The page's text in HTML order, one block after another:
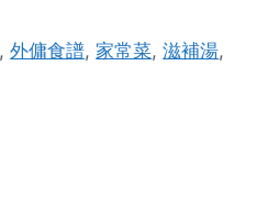
,外傭食譜, 家常菜,滋補湯,